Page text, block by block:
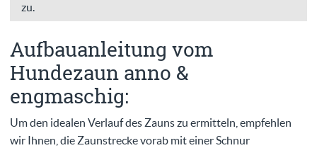
zu.
Aufbauanleitung vom
Hundezaun anno &
engmaschig:
Um den idealen Verlauf des Zauns zu ermitteln, empfehlen
wir Ihnen, die Zaunstrecke vorab mit einer Schnur